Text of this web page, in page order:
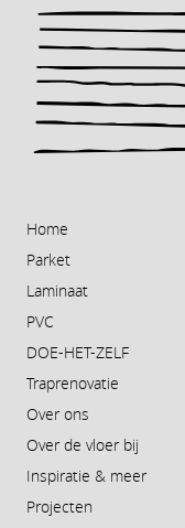
Home
Parket
Laminaat
PVC
DOE-HET-ZELF
Traprenovatie
Over ons
Over de vloer bij
Inspiratie & meer
Projecten